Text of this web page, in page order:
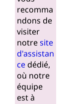
recomma
ndons de
visiter
notresite
d'assistan
cedédié,
où notre
équipe
est à